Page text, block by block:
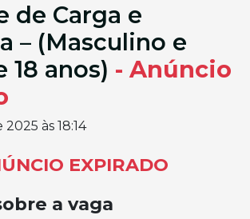
de Carga e
– (Masculino e
18 anos) - Anúncio
às 18:14
EXPIRADO
a vaga